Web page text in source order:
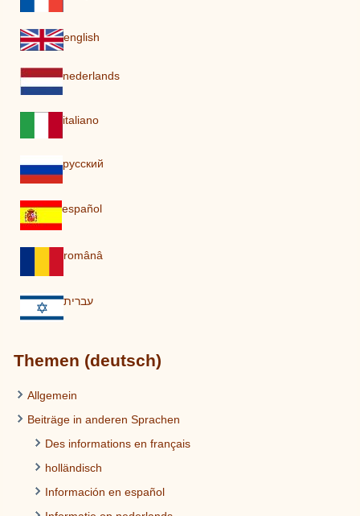
english
nederlands
italiano
pусский
español
românâ
עברית
Themen (deutsch)
Allgemein
Beiträge in anderen Sprachen
Des informations en français
holländisch
Información en español